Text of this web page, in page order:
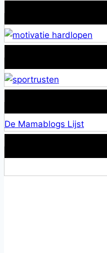
De Mamablogs Lijst